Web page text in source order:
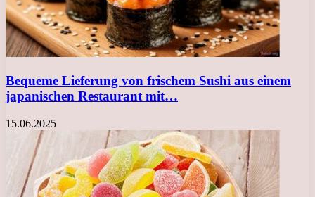
Bequeme Lieferung von frischem Sushi aus einem
japanischen Restaurant mit…
15.06.2025